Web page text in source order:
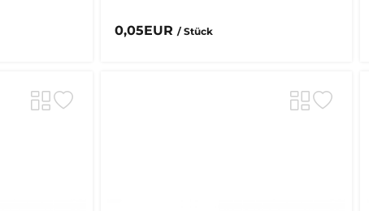
0,05EUR / Stück